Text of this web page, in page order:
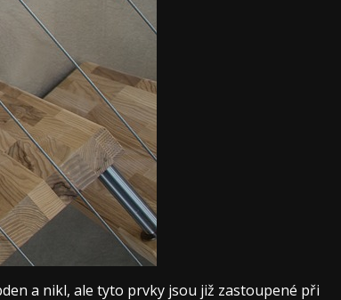
a nikl, ale tyto prvky jsou již zastoupené při